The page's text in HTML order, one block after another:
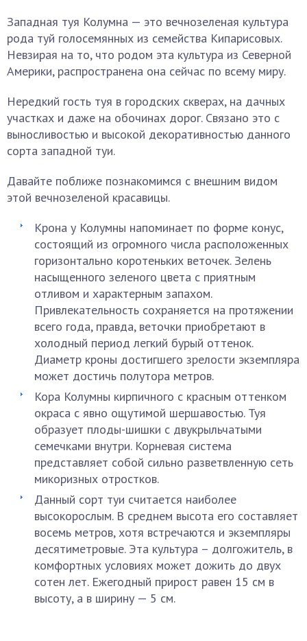
Западная туя Колумна — это вечнозеленая культура
рода туй голосемянных из семейства Кипарисовых.
Невзирая на то, что родом эта культура из Северной
Америки, распространена она сейчас по всему миру.
Нередкий гость туя в городских скверах, на дачных
участках и даже на обочинах дорог. Связано это с
выносливостью и высокой декоративностью данного
сорта западной туи.
Давайте поближе познакомимся с внешним видом
этой вечнозеленой красавицы.
Крона у Колумны напоминает по форме конус,
состоящий из огромного числа расположенных
горизонтально коротеньких веточек. Зелень
насыщенного зеленого цвета с приятным
отливом и характерным запахом.
Привлекательность сохраняется на протяжении
всего года, правда, веточки приобретают в
холодный период легкий бурый оттенок.
Диаметр кроны достигшего зрелости экземпляра
может достичь полутора метров.
Кора Колумны кирпичного с красным оттенком
окраса с явно ощутимой шершавостью. Туя
образует плоды-шишки с двукрыльчатыми
семечками внутри. Корневая система
представляет собой сильно разветвленную сеть
микоризных отростков.
Данный сорт туи считается наиболее
высокорослым. В среднем высота его составляет
восемь метров, хотя встречаются и экземпляры
десятиметровые. Эта культура – долгожитель, в
комфортных условиях может дожить до двух
сотен лет. Ежегодный прирост равен 15 см в
высоту, а в ширину — 5 см.